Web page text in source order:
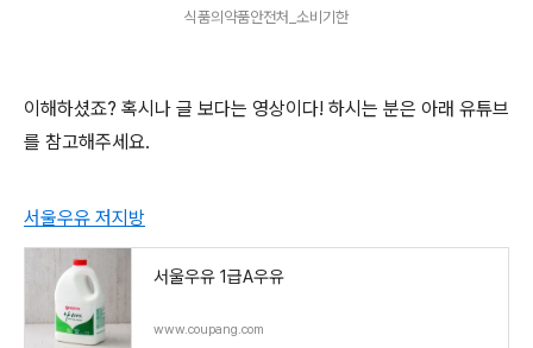
식품의약품안전처_소비기한
이해하셨죠? 혹시나 글 보다는 영상이다! 하시는 분은 아래 유튜브
를 참고해주세요.
서울우유 저지방
서울우유 1급A우유
www.coupang.com